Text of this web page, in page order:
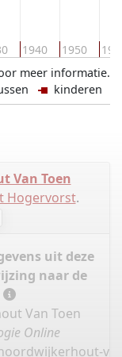
1940 1950
meer informatie.
kinderen
Van Toen
Hogervorst.
uit deze
naar de
Van Toen
Online